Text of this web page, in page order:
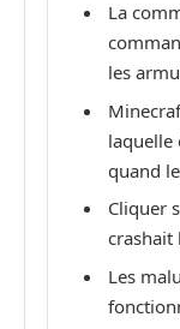
La
les
laquelle
quand
Cliquer
crashait
Les